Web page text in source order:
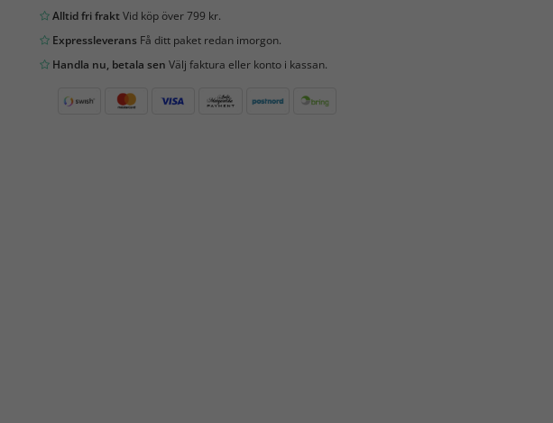
Alltid fri fraktVid köp över 799 kr.
ExpressleveransFå ditt paket redan imorgon.
Handla nu, betala sen Välj faktura eller konto i kassan.